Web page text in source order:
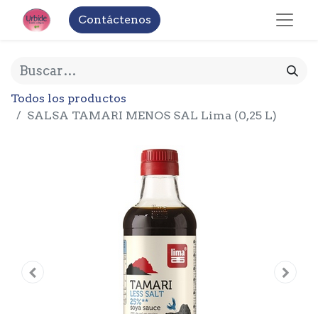
Contáctenos
Todos los productos
SALSA TAMARI MENOS SAL Lima (0,25 L)